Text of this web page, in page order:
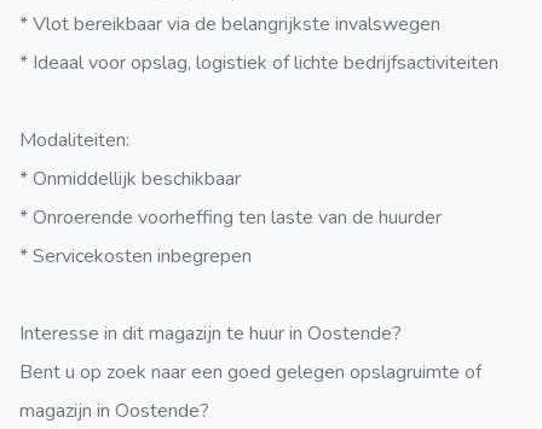
* Vlot bereikbaar via de belangrijkste invalswegen
* Ideaal voor opslag, logistiek of lichte bedrijfsactiviteiten
Modaliteiten:
* Onmiddellijk beschikbaar
* Onroerende voorheffing ten laste van de huurder
* Servicekosten inbegrepen
Interesse in dit magazijn te huur in Oostende?
Bent u op zoek naar een goed gelegen opslagruimte of
magazijn in Oostende?